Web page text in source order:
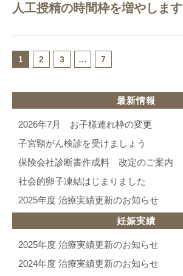
人工授精の時間枠を増やします
1 2 3 … 7
最新情報
2026年7月 お子様連れ枠の変更
子宮頸がん検診を受けましょう
保険会社診断書作成料 改定のご案内
社会的卵子凍結はじまりました
2025年度 治療実績更新のお知らせ
妊娠実績
2025年度 治療実績更新のお知らせ
2024年度 治療実績更新のお知らせ